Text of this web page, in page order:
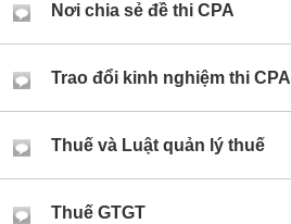
Nơi chia sẻ đề thi CPA
Trao đổi kinh nghiệm thi CPA
Thuế và Luật quản lý thuế
Thuế GTGT